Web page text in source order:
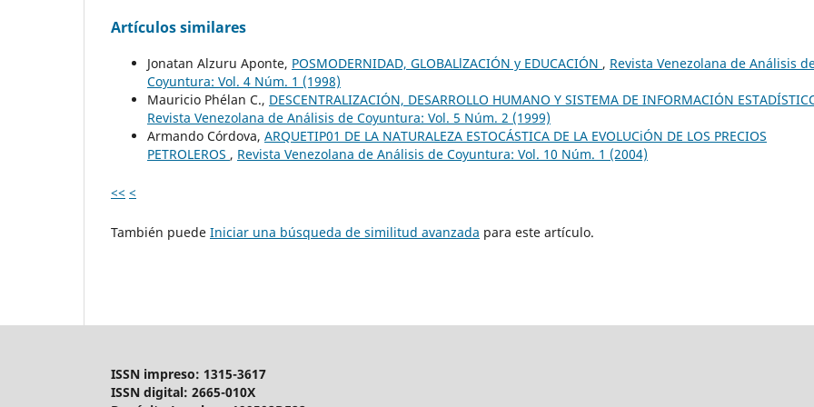
Artículos similares
Jonatan Alzuru Aponte, POSMODERNIDAD, GLOBALlZACIÓN y EDUCACIÓN , Revista Venezolana de Análisis
Coyuntura: Vol. 4 Núm. 1 (1998)
Mauricio Phélan C., DESCENTRALIZACIÓN, DESARROLLO HUMANO Y SISTEMA DE INFORMACIÓN
Revista Venezolana de Análisis de Coyuntura: Vol. 5 Núm. 2 (1999)
Armando Córdova, ARQUETIP01 DE LA NATURALEZA ESTOCÁSTICA DE LA EVOLUCiÓN DE LOS PRECIOS
PETROLEROS , Revista Venezolana de Análisis de Coyuntura: Vol. 10 Núm. 1 (2004)
<< <
También puede Iniciar una búsqueda de similitud avanzada para este artículo.
ISSN impreso: 1315-3617
ISSN digital: 2665-010X